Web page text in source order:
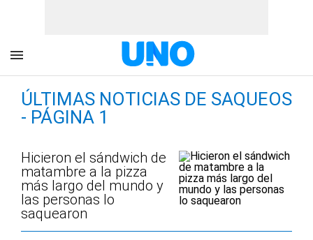
ÚLTIMAS NOTICIAS DE SAQUEOS
- PÁGINA 1
Hicieron el sándwich de
matambre a la pizza
más largo del mundo y
las personas lo
saquearon